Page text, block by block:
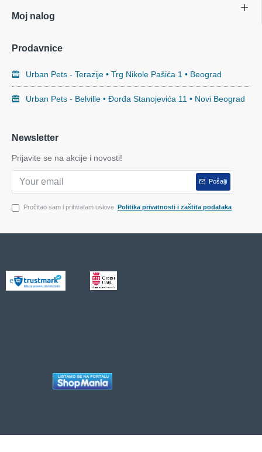
Moj nalog
Prodavnice
Urban Pets - Terazije • Trg Nikole Pašića 1 • Beograd
Urban Pets - Belville • Đorđa Stanojevića 11 • Novi Beograd
Newsletter
Prijavite se na akcije i novosti!
Pošalji
Pročitao sam i prihvatam uslove Politika privatnosti i zaštita podataka